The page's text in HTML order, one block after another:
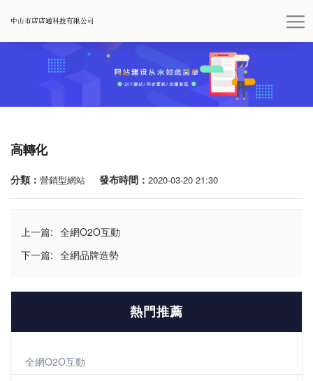
高轉化
分類： 營銷型網站 發布時間： 2020-03-20 21:30
上一篇: 全網O2O互動
下一篇: 全網品牌造勢
熱門推薦
全網O2O互動